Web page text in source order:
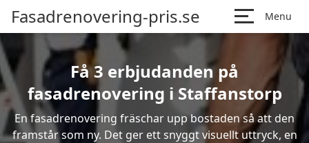
Fasadrenovering-pris.se Menu
Få 3 erbjudanden på
fasadrenovering i Staffanstorp
En fasadrenovering fräschar upp bostaden så att den
framstår som ny. Det ger ett snyggt visuellt uttryck, en